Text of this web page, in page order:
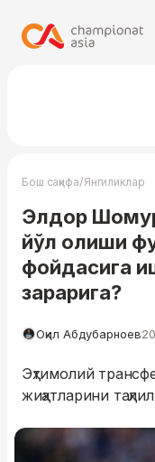
Бош саҳифа/Янгиликлар
Элдор
йўл олиши
фойдасига
зарарига?
Оқил Абдубарноев
Эҳтимолий
жиҳатларини